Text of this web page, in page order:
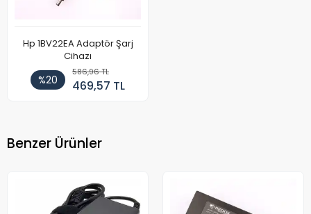
Hp 1BV22EA Adaptör Şarj
Cihazı
%20
586,96 TL
469,57 TL
Benzer Ürünler